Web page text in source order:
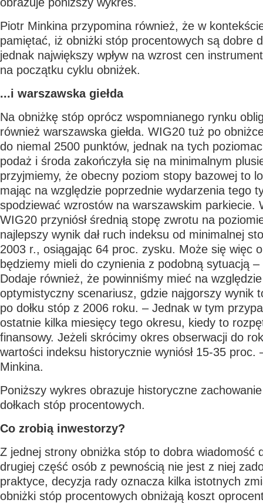
Piotr Minkina przypomina również, że w
pamiętać, iż obniżki stóp procentowych są dobre
jednak największy wpływ na wzrost cen
na początku cyklu obniżek.
...i warszawska giełda
Na obniżkę stóp oprócz wspomnianego rynku
również warszawska giełda. WIG20 tuż po
do niemal 2500 punktów, jednak na tych
podaż i środa zakończyła się na minimalnym
przyjmiemy, że obecny poziom stopy bazowej to
mając na względzie poprzednie wydarzenia tego
spodziewać wzrostów na warszawskim parkiecie.
WIG20 przyniósł średnią stopę zwrotu na
najlepszy wynik dał ruch indeksu od minimalnej
2003 r., osiągając 64 proc. zysku. Może się więc
będziemy mieli do czynienia z podobną sytuacją
Dodaje również, że powinniśmy mieć na
optymistyczny scenariusz, gdzie najgorszy wynik
po dołku stóp z 2006 roku. – Jednak w tym
ostatnie kilka miesięcy tego okresu, kiedy to
finansowy. Jeżeli skrócimy okres obserwacji do
wartości indeksu historycznie wyniósł 15-35 proc.
Minkina.
Poniższy wykres obrazuje historyczne
dołkach stóp procentowych.
Co zrobią inwestorzy?
Z jednej strony obniżka stóp to dobra wiadomość
drugiej część osób z pewnością nie jest z niej
praktyce, decyzja rady oznacza kilka istotnych
obniżki stóp procentowych obniżają koszt